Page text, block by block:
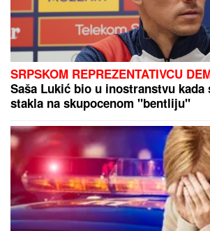
Ekspo 2027: Papua
zemlja u kojoj se
jezika i čuva jedna
velikih divljina